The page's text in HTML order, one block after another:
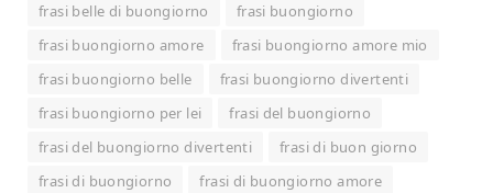
frasi belle di buongiorno
frasi buongiorno
frasi buongiorno amore
frasi buongiorno amore mio
frasi buongiorno belle
frasi buongiorno divertenti
frasi buongiorno per lei
frasi del buongiorno
frasi del buongiorno divertenti
frasi di buon giorno
frasi di buongiorno
frasi di buongiorno amore